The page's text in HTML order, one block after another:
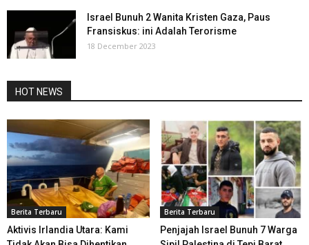
Israel Bunuh 2 Wanita Kristen Gaza, Paus
Fransiskus: ini Adalah Terorisme
18 December 2023
HOT NEWS
Berita Terbaru
Aktivis Irlandia Utara: Kami
Berita Terbaru
Penjajah Israel Bunuh 7 Warga